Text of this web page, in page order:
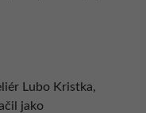
Lubo Kristka,
jako